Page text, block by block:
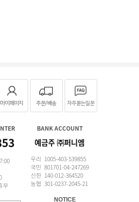
마이페이지 주문/배송 자주묻는질문
무
BANK ACCOUNT
예금주 ㈜퍼니엠
우리 1005-403-539855
국민 801701-04-247269
신한 140-012-364520
농협 301-0237-2045-21
NOTICE